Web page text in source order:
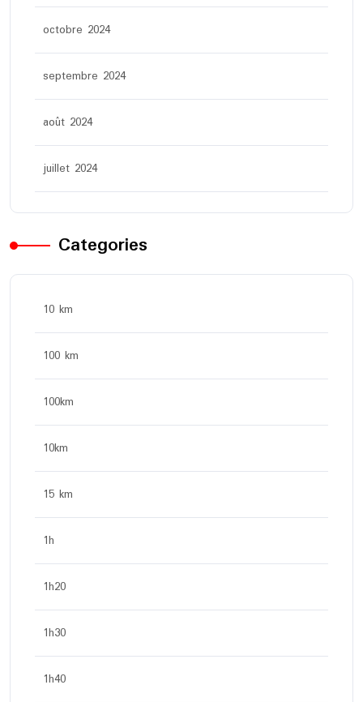
octobre 2024
septembre 2024
août 2024
juillet 2024
Categories
10 km
100 km
100km
10km
15 km
1h
1h20
1h30
1h40